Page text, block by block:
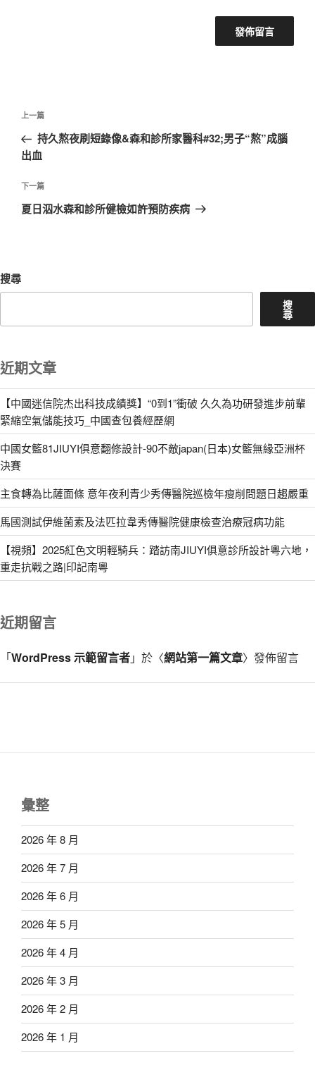
文
導
覽
上
一
篇
章
上一篇
持久熬夜刷短錄像&森和診所家醫科#32;男子“熬”成腦
出血
下
一
下一篇
夏日泅水森和診所健檢如許預防疾病
搜尋
搜
尋
近期文章
【中國迷信院杰出科技成績獎】“0到1”衝破 久久為功研發進步前輩
緊縮空氣儲能技巧_中國查包養經歷網
中國女籃81JIUYI俱意翻修設計-90不敵japan(日本)女籃無緣亞洲杯
決賽
主食轉為比薩面條 意年夜利青少秀傳醫院巡檢年瘦削問題日趨嚴重
馬國測試伊維菌素及法匹拉韋秀傳醫院健康檢查治療冠病功能
【視頻】2025紅色文明輕騎兵：踏訪南JIUYI俱意診所設計粵六地，
重走抗戰之路|印記南粵
近期留言
「WordPress 示範留言者」於〈網站第一篇文章〉發佈留言
彙整
2026 年 8 月
2026 年 7 月
2026 年 6 月
2026 年 5 月
2026 年 4 月
2026 年 3 月
2026 年 2 月
2026 年 1 月